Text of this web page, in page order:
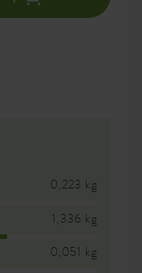
0,223 kg
1,336 kg
0,051 kg